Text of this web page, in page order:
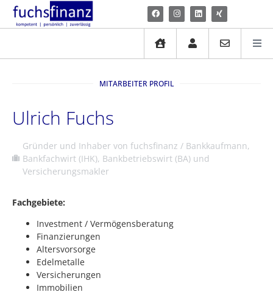
MITARBEITER PROFIL
Ulrich Fuchs
Gründer und Inhaber von fuchsfinanz / Bankkaufmann,
Bankfachwirt (IHK), Bankbetriebswirt (BA) und
Versicherungsmakler
Fachgebiete:
Investment / Vermögensberatung
Finanzierungen
Altersvorsorge
Edelmetalle
Versicherungen
Immobilien